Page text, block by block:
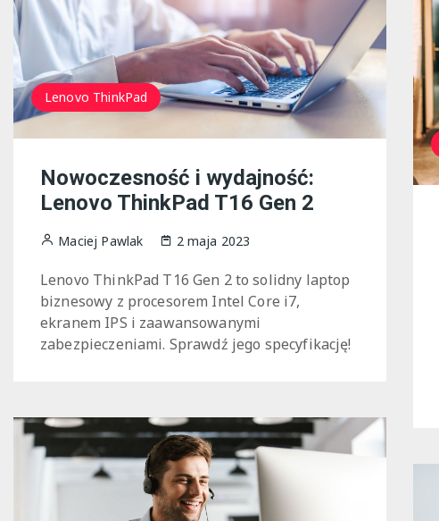
Lenovo ThinkPad
Nowoczesność i wydajność:
Lenovo ThinkPad T16 Gen 2
Maciej Pawlak 2 maja 2023
Lenovo ThinkPad T16 Gen 2 to solidny laptop
biznesowy z procesorem Intel Core i7,
ekranem IPS i zaawansowanymi
zabezpieczeniami. Sprawdź jego specyfikację!